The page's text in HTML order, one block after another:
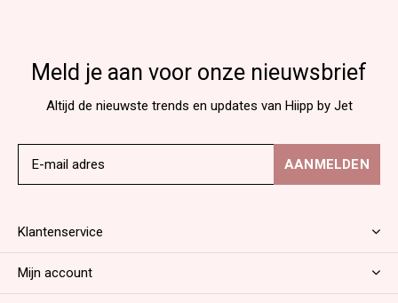
Meld je aan voor onze nieuwsbrief
Altijd de nieuwste trends en updates van Hiipp by Jet
AANMELDEN
Klantenservice
Mijn account